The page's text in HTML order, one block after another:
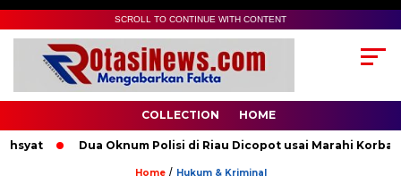
SCROLL TO CONTINUE WITH CONTENT
COLLECTION HOME
Dua Oknum Polisi di Riau Dicopot usai Marahi Korban
Home/ Hukum & Kriminal